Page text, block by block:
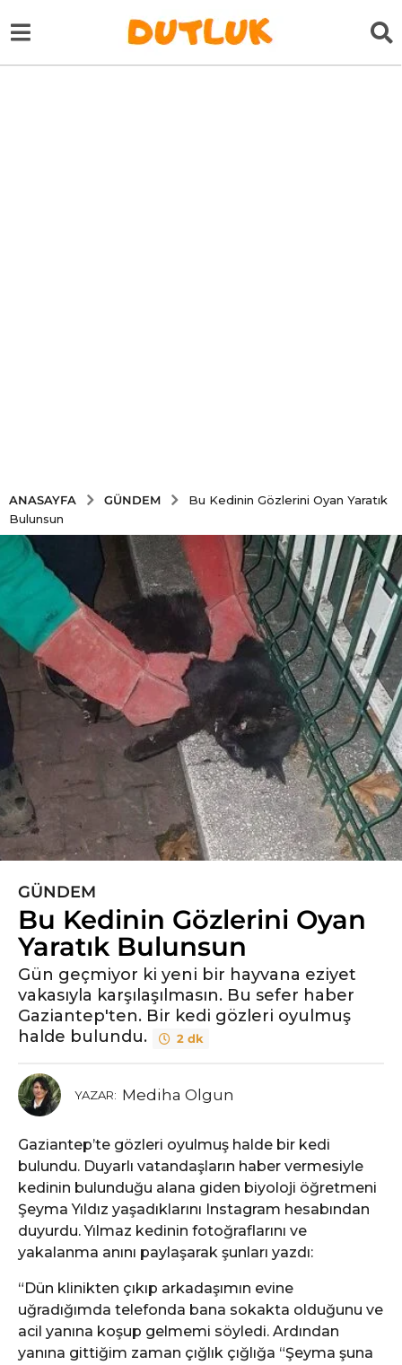
ANASAYFA GÜNDEM
Bu Kedinin Gözlerini Oyan Yaratık
Bulunsun
6
y
ı
ö
n
c
e
y
ı
ö
n
c
e
GÜNDEM
Bu Kedinin Gözlerini Oyan
Yaratık Bulunsun
Gün geçmiyor ki yeni bir hayvana eziyet
vakasıyla karşılaşılmasın. Bu sefer haber
Gaziantep'ten. Bir kedi gözleri oyulmuş
halde bulundu.
2 dk
YAZAR: Mediha Olgun
Gaziantep’te gözleri oyulmuş halde bir kedi
bulundu. Duyarlı vatandaşların haber vermesiyle
kedinin bulunduğu alana giden biyoloji öğretmeni
Şeyma Yıldız yaşadıklarını Instagram hesabından
duyurdu. Yılmaz kedinin fotoğraflarını ve
yakalanma anını paylaşarak şunları yazdı:
“Dün klinikten çıkıp arkadaşımın evine
uğradığımda telefonda bana sokakta olduğunu ve
acil yanına koşup gelmemi söyledi. Ardından
yanına gittiğim zaman çığlık çığlığa “Şeyma şuna